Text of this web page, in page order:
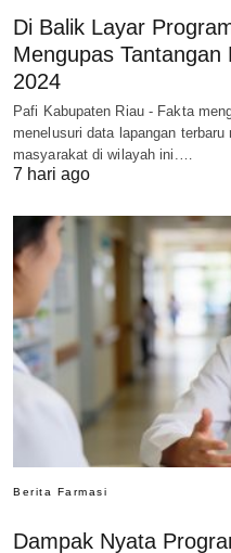
Di Balik Layar
Mengupas
2024
Pafi Kabupaten Riau - Fakta
menelusuri data lapangan
masyarakat di wilayah ini.…
7 hari ago
Berita Farmasi
Dampak Nyata